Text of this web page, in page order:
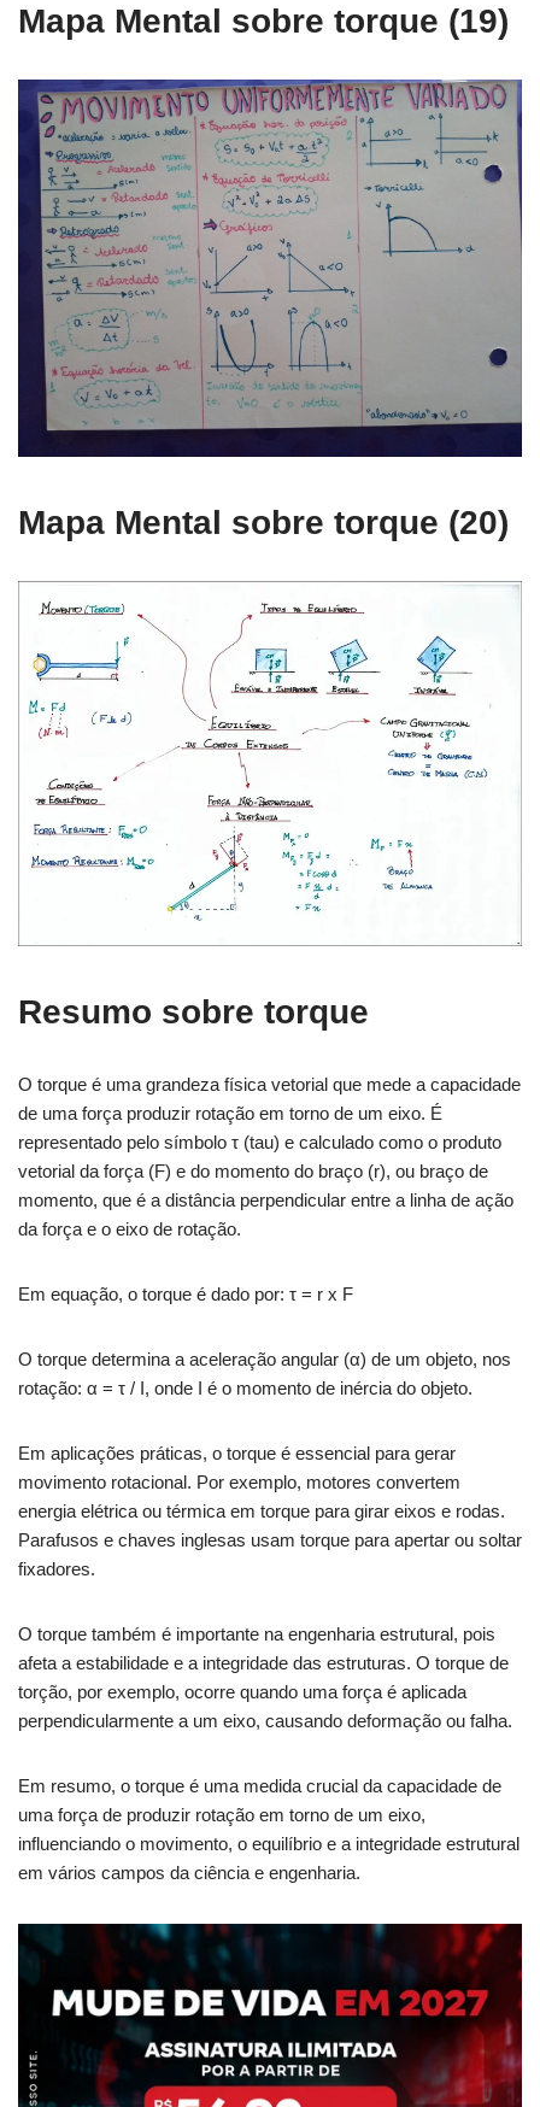
Mapa Mental sobre torque (19)
Mapa Mental sobre torque (20)
Resumo sobre torque
O torque é uma grandeza física vetorial que mede a capacidade
de uma força produzir rotação em torno de um eixo. É
representado pelo símbolo τ (tau) e calculado como o produto
vetorial da força (F) e do momento do braço (r), ou braço de
momento, que é a distância perpendicular entre a linha de ação
da força e o eixo de rotação.
Em equação, o torque é dado por: τ = r x F
O torque determina a aceleração angular (α) de um objeto, nos
rotação: α = τ / I, onde I é o momento de inércia do objeto.
Em aplicações práticas, o torque é essencial para gerar
movimento rotacional. Por exemplo, motores convertem
energia elétrica ou térmica em torque para girar eixos e rodas.
Parafusos e chaves inglesas usam torque para apertar ou soltar
fixadores.
O torque também é importante na engenharia estrutural, pois
afeta a estabilidade e a integridade das estruturas. O torque de
torção, por exemplo, ocorre quando uma força é aplicada
perpendicularmente a um eixo, causando deformação ou falha.
Em resumo, o torque é uma medida crucial da capacidade de
uma força de produzir rotação em torno de um eixo,
influenciando o movimento, o equilíbrio e a integridade estrutural
em vários campos da ciência e engenharia.